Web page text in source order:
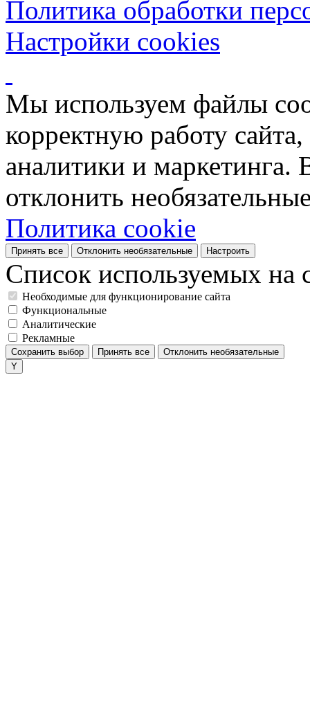
Политика обработки
Настройки cookies
Мы используем файлы
корректную работу
аналитики и
отклонить
Политика cookie
Принять все Отклонить необязательные Настроить
Список используемых на
Необходимые для функционирование сайта
Функциональные
Аналитические
Рекламные
Сохранить выбор Принять все Отклонить необязательные